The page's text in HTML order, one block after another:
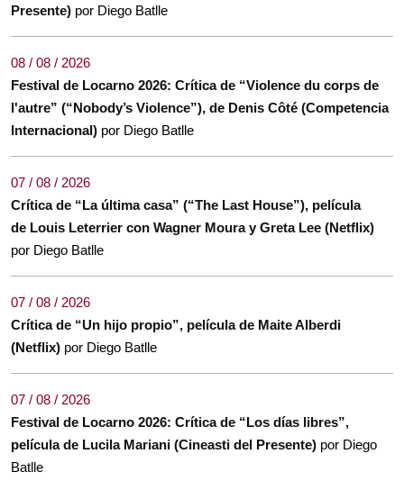
Presente) por Diego Batlle
08 / 08 / 2026
Festival de Locarno 2026: Crítica de “Violence du corps de
l'autre” (“Nobody’s Violence”), de Denis Côté (Competencia
Internacional) por Diego Batlle
07 / 08 / 2026
Crítica de “La última casa” (“The Last House”), película
de Louis Leterrier con Wagner Moura y Greta Lee (Netflix)
por Diego Batlle
07 / 08 / 2026
Crítica de “Un hijo propio”, película de Maite Alberdi
(Netflix) por Diego Batlle
07 / 08 / 2026
Festival de Locarno 2026: Crítica de “Los días libres”,
película de Lucila Mariani (Cineasti del Presente) por Diego
Batlle